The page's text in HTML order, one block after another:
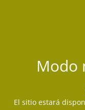
Modo
El sitio estará